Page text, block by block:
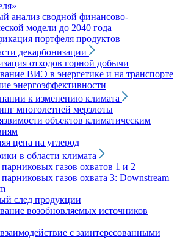
анализ сводной финансово-
модели до 2040 года
портфеля продуктов
декарбонизации
отходов горной добычи
ВИЭ в энергетике и на транспорте
энергоэффективности
к изменению климата
многолетней мерзлоты
объектов климатическим
цена на углерод
в области климата
газов охватов 1 и 2
газов охвата 3: Downstream
след продукции
возобновляемых источников
с заинтересованными